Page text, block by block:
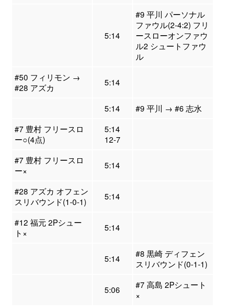
5:14
#9 平川 パーソナル
ファウル(2-4:2) フリ
ースローオンファウ
ル2 シュートファウ
ル
#50 フィリモン →
#28 アズカ
5:14
5:14
#9 平川 → #6 志水
#7 豊村 フリースロ
ー○(4点)
5:14
12-7
#7 豊村 フリースロ
ー×
5:14
#28 アズカ オフェン
スリバウンド(1-0-1)
5:14
#12 福元 2Pシュー
ト×
5:14
5:14
#8 黒崎 ディフェン
スリバウンド(0-1-1)
5:06
#7 高島 2Pシュート
×